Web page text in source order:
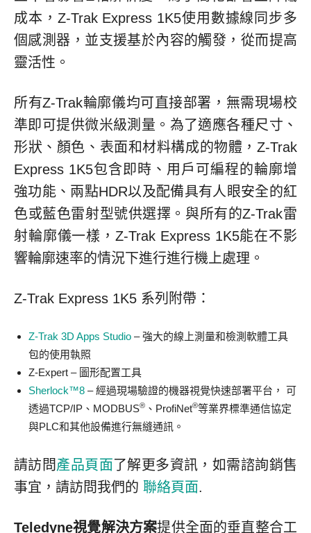
成本，Z-Trak Express 1K5使用數據線同步多
個感測器，並支援基於內容的觸發，從而提高
靈活性。
所有Z-Trak輪廓儀均可直接部署，無需現場校
準即可提供微米級測量。為了適應各種尺寸、
形狀、顏色、表面和材料構成的物體，Z-Trak
Express 1K5包含即時、用戶可編程的輪廓增
強功能、兩點HDR以及配備具有人眼安全的紅
色或藍色雷射型號供選擇。與所有的Z-Trak雷
射輪廓儀一樣，Z-Trak Express 1K5能在不影
響輪廓速率的情況下進行進行機上處理。
Z-Trak Express 1K5 系列附帶：
Z-Trak 3D Apps Studio – 強大的線上測量和檢測軟體工具
包的使用執照
Z-Expert – 圖形配置工具
Sherlock™8 – 經過現場驗證的機器視覺快速部署平台， 可
透過TCP/IP、MODBUS® 、ProfiNet®等業界標準通信協定
與PLC和其他設備進行無縫通訊。
請訪問產品頁面了解更多資訊，如需諮詢銷售
事宜，請訪問我們的 聯絡頁面.
Teledyne視覺解決方案提供全面的垂直整合工